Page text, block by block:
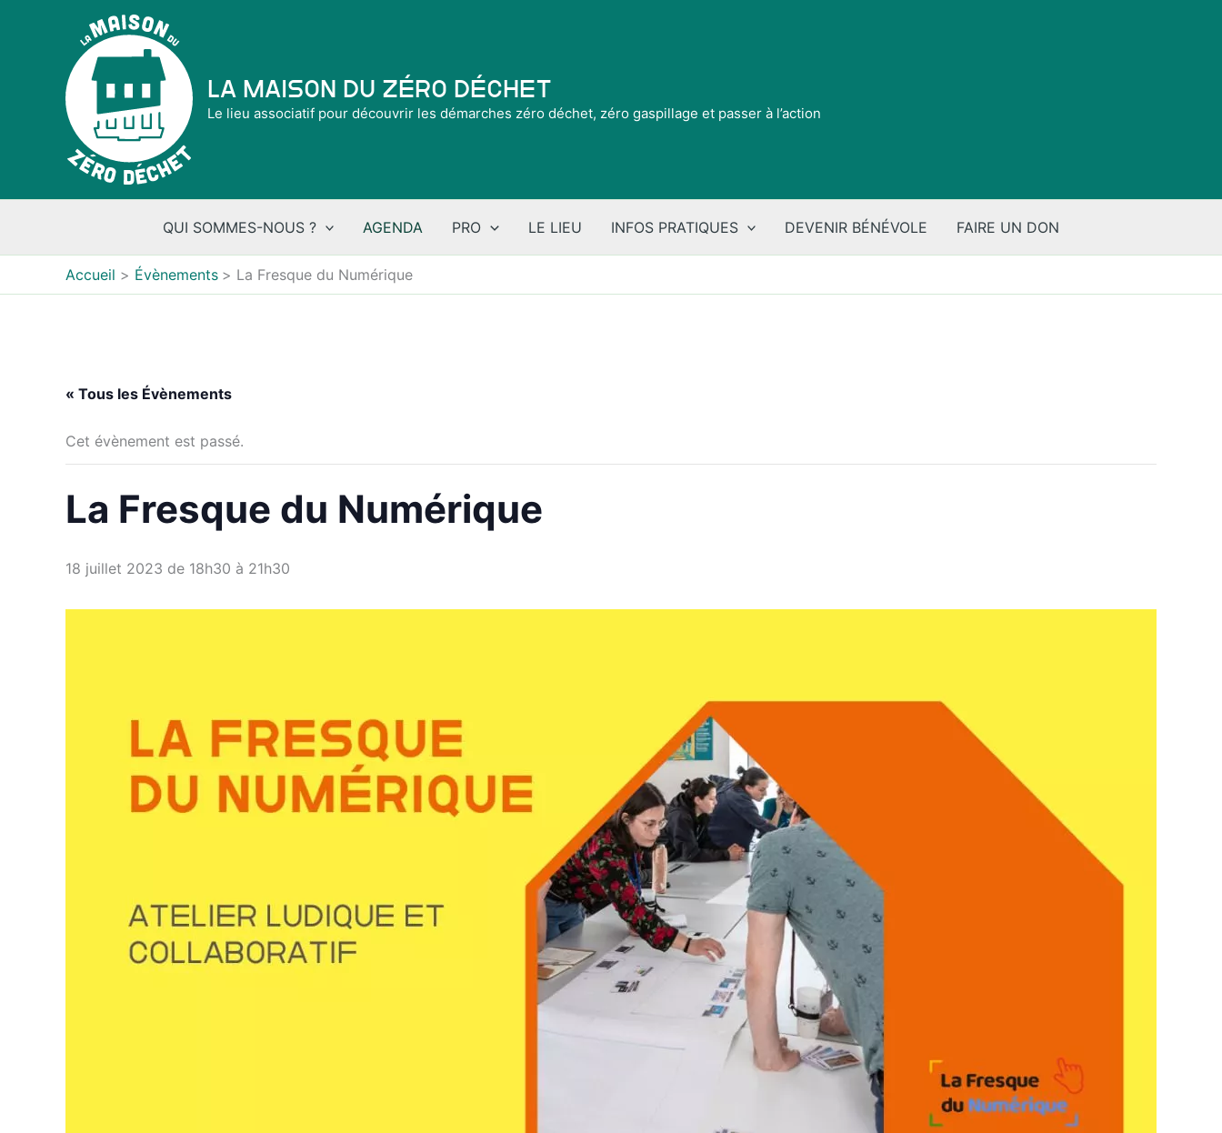
La Maison du Zéro Déchet
Le lieu associatif pour découvrir les démarches zéro déchet, zéro gaspillage et passer à l’action
QUI SOMMES-NOUS ? AGENDA PRO LE LIEU INFOS PRATIQUES DEVENIR BÉNÉVOLE FAIRE UN DON
Accueil Évènements La Fresque du Numérique
« Tous les Évènements
Cet évènement est passé.
La Fresque du Numérique
18 juillet 2023 de 18h30 à 21h30